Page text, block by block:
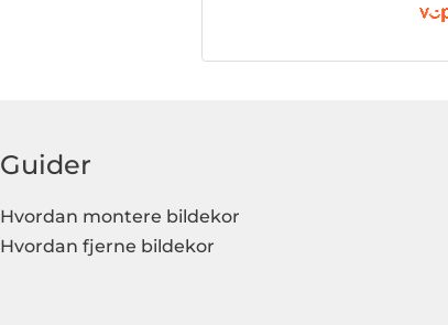
Guider
Hvordan montere bildekor
Hvordan fjerne bildekor